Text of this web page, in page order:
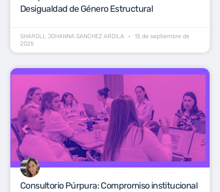
Desigualdad de Género Estructural
SHAROLL JOHANNA SANCHEZ ARDILA
15 de septiembre de
2025
Consultorio Púrpura: Compromiso institucional